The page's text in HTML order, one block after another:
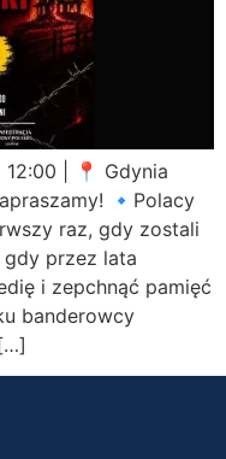
| 📍 Gdynia
🔹Polacy
raz, gdy zostali
przez lata
i zepchnąć pamięć
banderowcy